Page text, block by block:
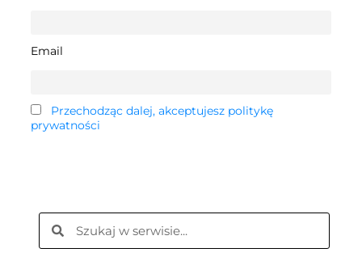
Email
Przechodząc dalej, akceptujesz politykę
prywatności